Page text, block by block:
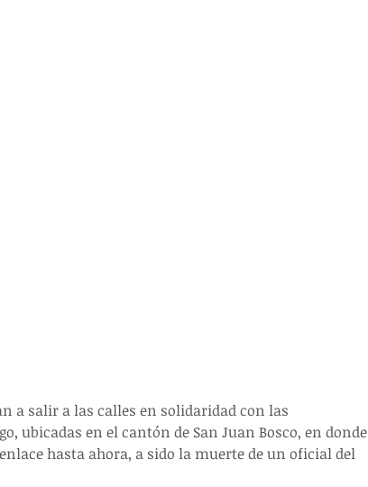
a salir a las calles en solidaridad con las
ubicadas en el cantón de San Juan Bosco, en donde
hasta ahora, a sido la muerte de un oficial del